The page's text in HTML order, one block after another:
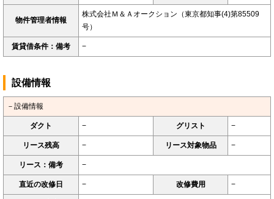
物件管理者情報
株式会社Ｍ＆Ａオークション（東京都知事(4)第85509
号）
賃貸借条件：備考 −
設備情報
－設備情報
ダクト − グリスト −
リース残高 − リース対象物品 −
リース：備考 −
直近の改修日 − 改修費用 −